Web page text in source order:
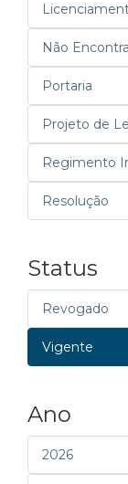
Não
Portaria
Projeto de
Regimento
Resolução
Status
Revogado
Vigente
Ano
2026